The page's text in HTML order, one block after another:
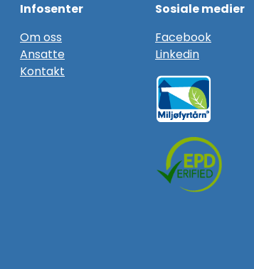
Infosenter
Om oss
Ansatte
Kontakt
Sosiale medier
Facebook
Linkedin